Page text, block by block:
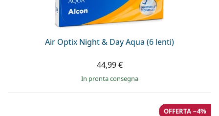
Air Optix Night & Day Aqua (6 lenti)
44,99 €
in pronta consegna
OFFERTA −4%